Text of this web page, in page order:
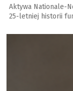
Aktywa Nationale-
25-letniej historii
a